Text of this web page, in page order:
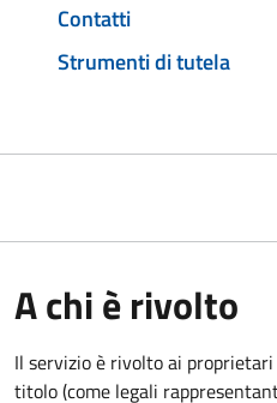
Contatti
Strumenti di tutela
A chi è rivolto
Il servizio è rivolto ai
titolo (come legali